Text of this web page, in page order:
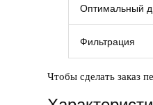
Оптимальный
Фильтрация
Чтобы сделать заказ